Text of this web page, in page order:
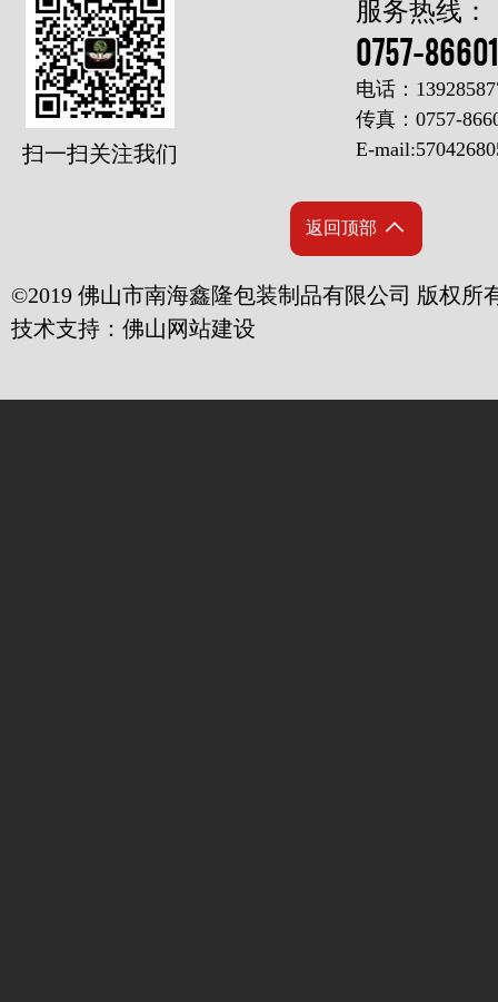
扫一扫关注我们
服务热线：
0757-
电话：
传真：0757-
E-
返回顶部
©2019 佛山市南海鑫隆包装制品有限公司 版权所
技术支持： 佛山网站建设